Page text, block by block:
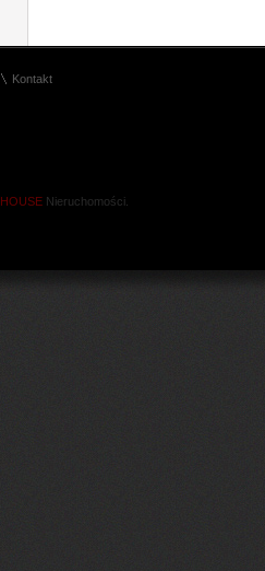
Kontakt
HOUSE Nieruchomości.